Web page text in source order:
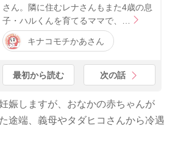
さん。隣に住むレナさんもまた4歳の息
子・ハルくんを育てるママで、…
キナコモチかあさん
最初から読む 次の話
娠しますが、おなかの赤ちゃんが
途端、義母やタダヒコさんから冷遇